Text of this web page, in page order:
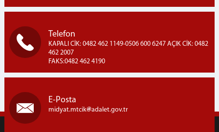
Telefon
KAPALI CİK: 0482 462 1149-0506 600 6247 AÇIK CİK: 0482
462 2007
FAKS:0482 462 4190
E-Posta
midyat.mtcik adalet.gov.tr